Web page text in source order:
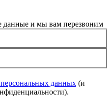
данные и мы вам перезвоним
данных(и